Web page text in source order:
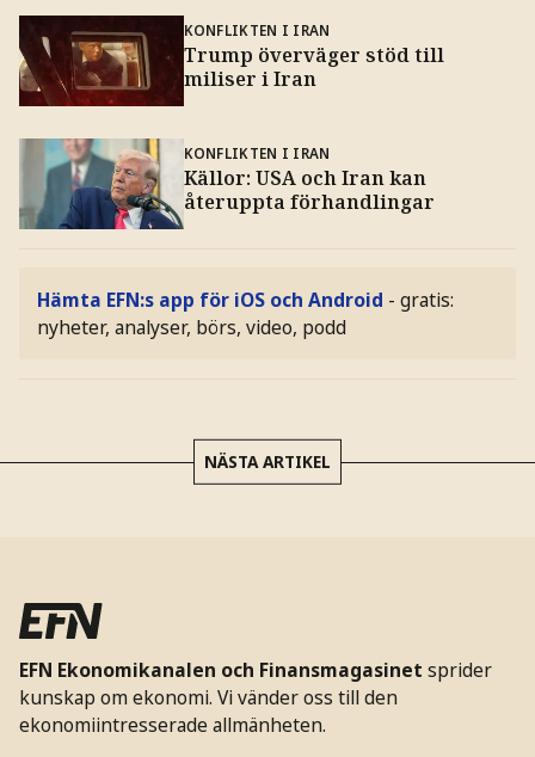
KONFLIKTEN I IRAN
Trump överväger stöd till
miliser i Iran
KONFLIKTEN I IRAN
Källor: USA och Iran kan
återuppta förhandlingar
Hämta EFN:s app för iOS och Android - gratis:
nyheter, analyser, börs, video, podd
NÄSTA ARTIKEL
EFN Ekonomikanalen och Finansmagasinet sprider
kunskap om ekonomi. Vi vänder oss till den
ekonomiintresserade allmänheten.